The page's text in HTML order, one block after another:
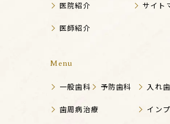
医院紹介
医師紹介
サイト
Menu
一般歯科 予防歯科
歯周病治療
入れ歯
イン